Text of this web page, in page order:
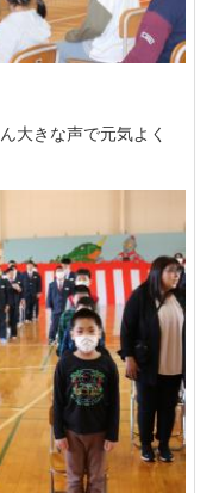
大きな声で元気よく